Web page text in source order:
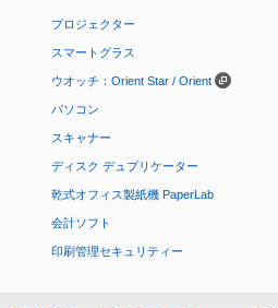
プロジェクター
スマートグラス
ウオッチ：Orient Star / Orient
パソコン
スキャナー
ディスク デュプリケーター
乾式オフィス製紙機 PaperLab
会計ソフト
印刷管理セキュリティー